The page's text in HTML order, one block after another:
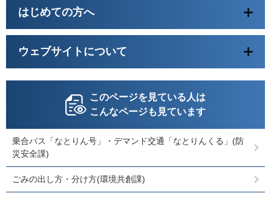
はじめての方へ
ウェブサイトについて
このページを見ている人は
こんなページも見ています
乗合バス「なとりん号」・デマンド交通「なとりんくる」(防
災安全課)
ごみの出し方・分け方(環境共創課)